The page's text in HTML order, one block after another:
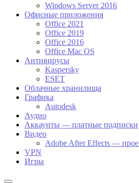
Windows Server 2016
Офисные приложения
Office 2021
Office 2019
Office 2016
Office Mac OS
Антивирусы
Kaspersky
ESET
Облачные хранилища
Графика
Autodesk
Аудио
Аккаунты — платные подписки
Видео
Adobe After Effects —
VPN
Игры